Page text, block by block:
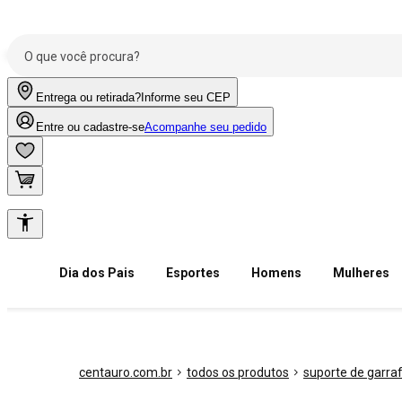
Entrega ou retirada? Informe seu CEP
Entre ou cadastre-seAcompanhe seu pedido
Dia dos Pais Esportes Homens Mulheres
centauro.com.br todos os produtos suporte de